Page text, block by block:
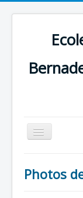
Basculer
la
Photos